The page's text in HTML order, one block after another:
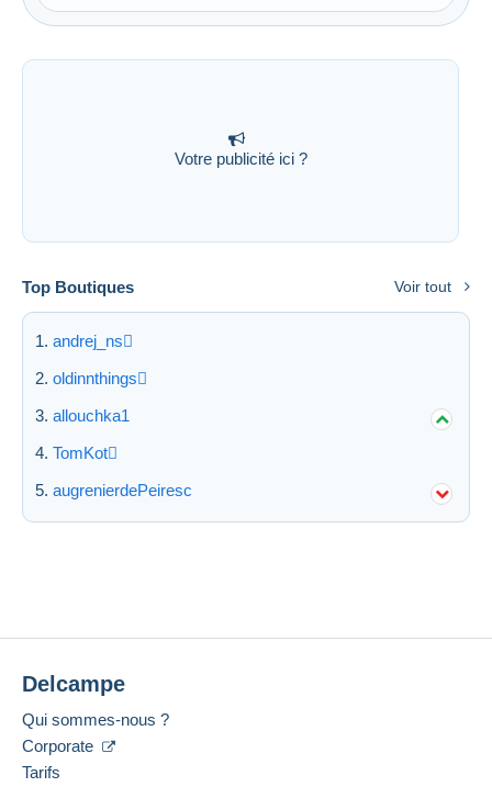
Votre publicité ici ?
Top Boutiques Voir tout
andrej_ns
oldinnthings
allouchka1
TomKot
augrenierdePeiresc
Delcampe
Qui sommes-nous ?
Corporate
Tarifs